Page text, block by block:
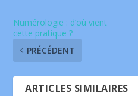
Numérologie : d’où vient
cette pratique ?
PRÉCÉDENT
ARTICLES SIMILAIRES